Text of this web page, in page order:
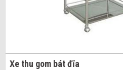
Xe thu gom bát đĩa